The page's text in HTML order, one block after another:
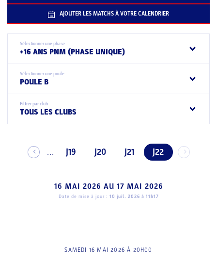
AJOUTER LES MATCHS À VOTRE CALENDRIER
Sélectionner une phase
+16 ANS PNM (PHASE UNIQUE)
Sélectionner une poule
POULE B
Filtrer par club
TOUS LES CLUBS
... J19 J20 J21 J22
16 MAI 2026 AU 17 MAI 2026
Date de mise à jour : 10 juil. 2026 à 11h17
SAMEDI 16 MAI 2026 À 20H00